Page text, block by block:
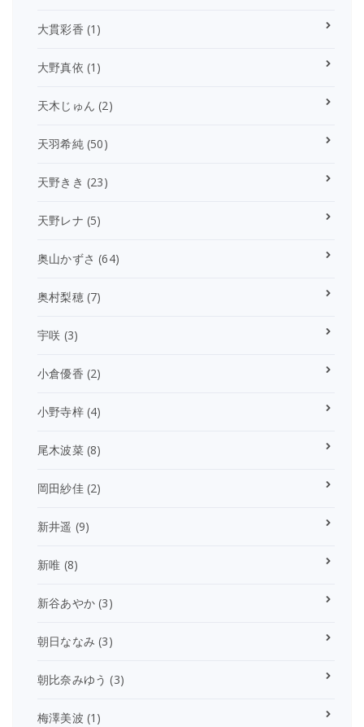
大貫彩香 (1)
大野真依 (1)
天木じゅん (2)
天羽希純(50)
天野きき (23)
天野レナ (5)
奥山かずさ (64)
奥村梨穂(7)
宇咲 (3)
小倉優香 (2)
小野寺梓(4)
尾木波菜(8)
岡田紗佳(2)
新井遥 (9)
新唯 (8)
新谷あやか (3)
朝日ななみ (3)
朝比奈みゆう (3)
梅澤美波 (1)